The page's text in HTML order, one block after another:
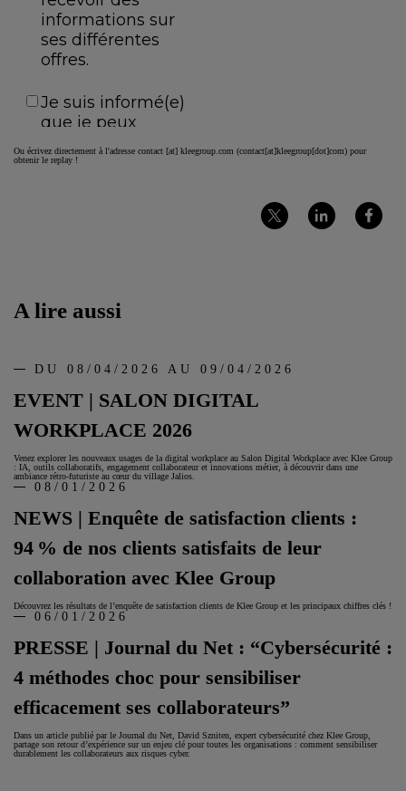
Ou écrivez directement à l'adresse contact [at] kleegroup.com (contact[at]kleegroup[dot]com) pour
obtenir le replay !
A lire aussi
EVENT | SALON DIGITAL
WORKPLACE 2026
DU 08/04/2026 AU 09/04/2026
Venez explorer les nouveaux usages de la digital workplace au Salon Digital Workplace avec Klee Group
: IA, outils collaboratifs, engagement collaborateur et innovations métier, à découvrir dans une
ambiance rétro‑futuriste au cœur du village Jalios.
NEWS | Enquête de satisfaction clients :
94 % de nos clients satisfaits de leur
collaboration avec Klee Group
08/01/2026
Découvrez les résultats de l’enquête de satisfaction clients de Klee Group et les principaux chiffres clés !
PRESSE | Journal du Net : “Cybersécurité :
4 méthodes choc pour sensibiliser
efficacement ses collaborateurs”
06/01/2026
Dans un article publié par le Journal du Net, David Szniten, expert cybersécurité chez Klee Group,
partage son retour d’expérience sur un enjeu clé pour toutes les organisations : comment sensibiliser
durablement les collaborateurs aux risques cyber.